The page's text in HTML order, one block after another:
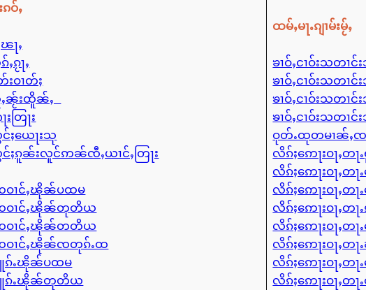
ၵဝ်ႇ
ၽႃႇ
ၵႂႃႇ
းဝၢတ်ႈ
ၼႂ်းထိူၼ်ႇ
တြႃး
ႈယေႃးသု
ႈၵူၼ်းလူင်ဢၼ်ၸီႇယၢင်ႇတြႃး
ၸဝၢင်ႇၽိုၼ်ပထမ
ၸဝၢင်ႇၽိုၼ်တုတိယ
ၸဝၢင်ႇၽိုၼ်တတိယ
ၸဝၢင်ႇၽိုၼ်ၸတုၵ်ႉထ
ျူၵ်ႉၽိုၼ်ပထမ
ၶျူၵ်ႉၽိုၼ်တုတိယ
ထမ်ႇမႃႉၵျၢမ်းမႂ်ႇ
ၶၢဝ်ႇငၢဝ်းသတၢင်
ၶၢဝ်ႇငၢဝ်းသတၢင်း
ၶၢဝ်ႇငၢဝ်းသတၢင်း
ၶၢဝ်ႇငၢဝ်းသတၢင်
ဝုတ်ႉထုတမၢၼ်ႇၸ
လိၵ်ႈဢေႃးဝႃႇတႃ
လိၵ်ႈဢေႃးဝႃႇတ
လိၵ်ႈဢေႃးဝႃႇ
လိၵ်ႈဢေႃးဝႃႇတႃ
လိၵ်ႈဢေႃးဝႃႇတ
လိၵ်ႈဢေႃးဝႃႇတ
လိၵ်ႈဢေႃးဝႃႇတႃ
လိၵ်ႈဢေႃးဝႃႇတ